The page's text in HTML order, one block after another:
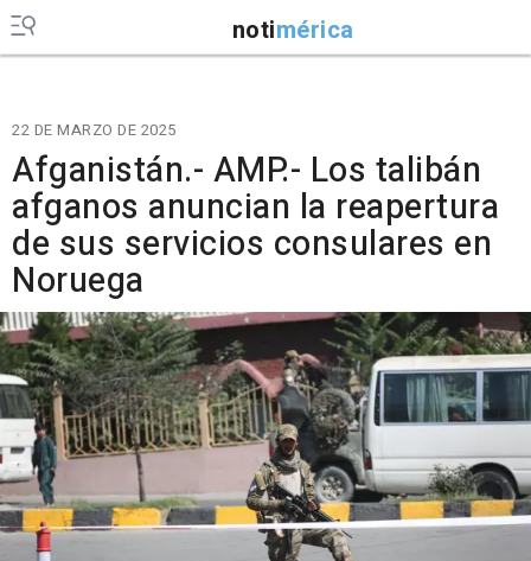
notimérica
22 DE MARZO DE 2025
Afganistán.- AMP.- Los talibán
afganos anuncian la reapertura
de sus servicios consulares en
Noruega